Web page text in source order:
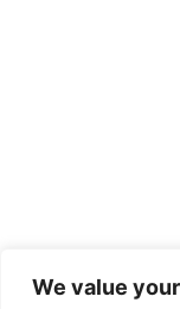
We value